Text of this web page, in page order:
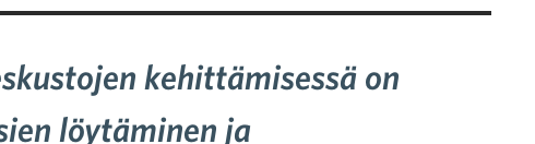
kehittämisessä on
löytäminen ja